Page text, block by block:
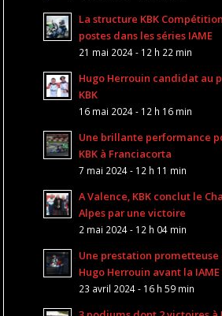
La structure KBK
postes dans les séries IAME
21 mai 2024 - 12 h 22 min
Hugo Herrouin candidat au
KBK
16 mai 2024 - 12 h 16 min
Une brillante performance
KBK à Franciacorta
7 mai 2024 - 12 h 11 min
A Valence, KBK conclut le
Alpes par une victoire
2 mai 2024 - 12 h 04 min
Une prestation
Hugo Herrouin avant la IAME
23 avril 2024 - 16 h 59 min